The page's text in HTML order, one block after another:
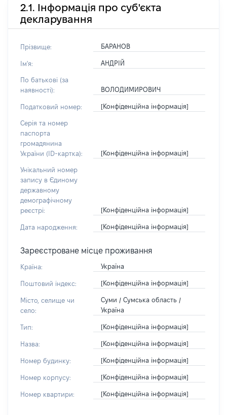
2.1. Інформація про суб'єкта
декларування
Прізвище: БАРАНОВ
Ім'я: АНДРІЙ
По батькові (за
наявності):
ВОЛОДИМИРОВИЧ
Податковий номер: [Конфіденційна інформація]
Серія та номер
паспорта
громадянина
України (ID-картка):
[Конфіденційна інформація]
Унікальний номер
запису в Єдиному
державному
демографічному
реєстрі:
[Конфіденційна інформація]
Дата народження: [Конфіденційна інформація]
Зареєстроване місце проживання
Країна: Україна
Поштовий індекс: [Конфіденційна інформація]
Місто, селище чи
село:
Суми / Сумська область /
Україна
Тип: [Конфіденційна інформація]
Назва: [Конфіденційна інформація]
Номер будинку: [Конфіденційна інформація]
Номер корпусу: [Конфіденційна інформація]
Номер квартири: [Конфіденційна інформація]